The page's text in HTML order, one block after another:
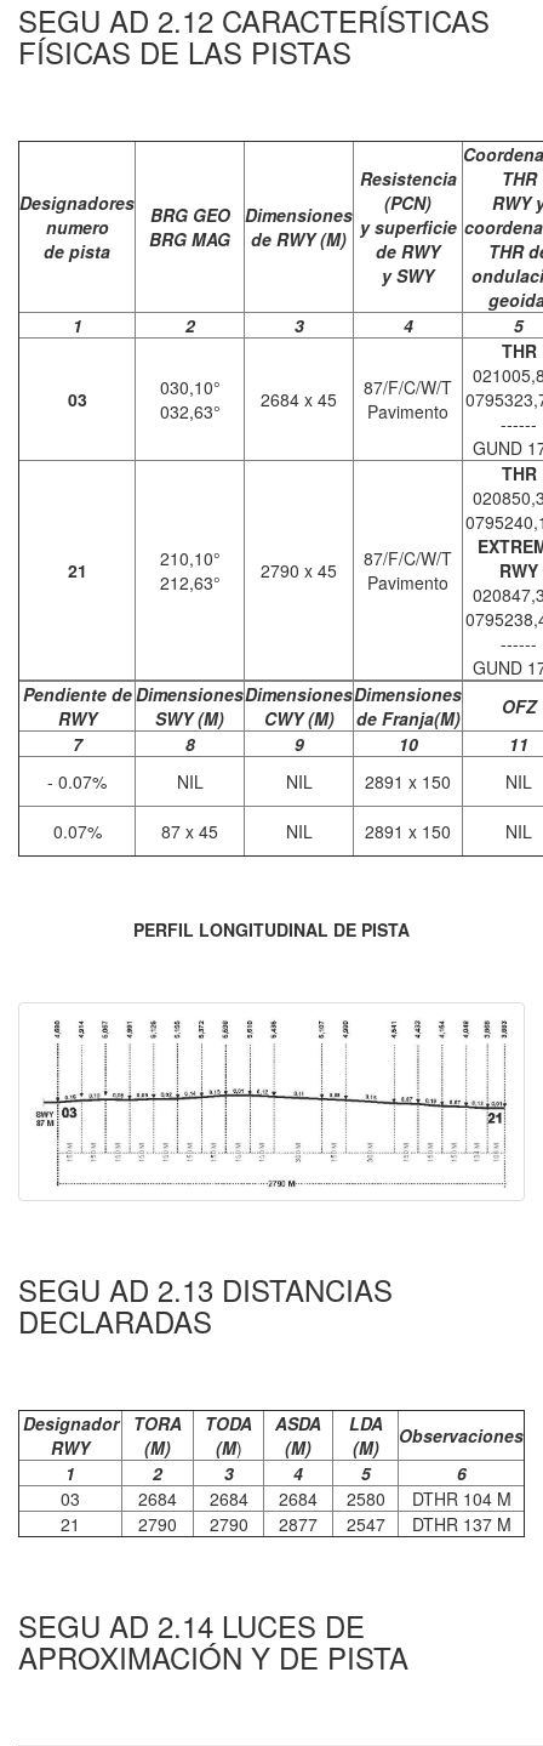
SEGU AD 2.12 CARACTERÍSTICAS
FÍSICAS DE LAS PISTAS
Designadores
numero
de pista
BRG GEO
BRG MAG
Dimensiones
de RWY (M)
Resistencia
(PCN)
y superficie
de RWY
y SWY
THR
RWY
THR
1
2 3 4 5
03
030,10°
032,63°
2684 x 45
87/F/C/W/T
Pavimento
THR
------
GUND
21
210,10°
212,63°
2790 x 45
87/F/C/W/T
Pavimento
THR
RWY
------
GUND
Pendiente de
RWY
Dimensiones
SWY (M)
Dimensiones
CWY (M)
Dimensiones
de Franja(M)
OFZ
7
8 9 10
11
- 0.07%
NIL NIL 2891 x 150 NIL
0.07% 87 x 45 NIL 2891 x 150 NIL
PERFIL LONGITUDINAL DE PISTA
SEGU AD 2.13 DISTANCIAS
DECLARADAS
Designador
RWY
TORA
(M)
TODA
(M)
ASDA
(M)
LDA
(M)
Observaciones
1
2 3 4 5
6
03
2684 2684 2684 2580
DTHR 104 M
21
2790 2790 2877 2547 DTHR 137 M
SEGU AD 2.14 LUCES DE
APROXIMACIÓN Y DE PISTA